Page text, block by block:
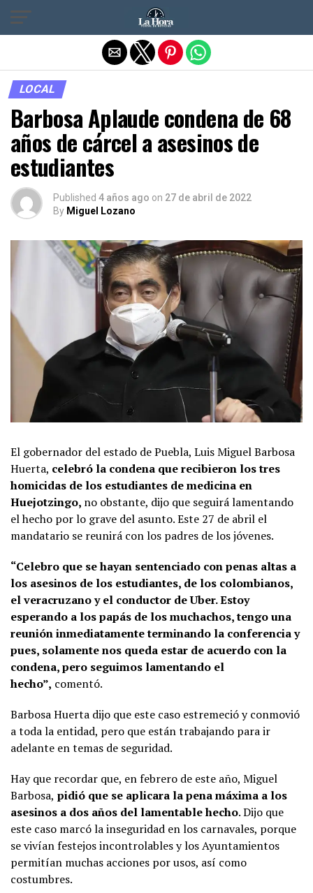
LOCAL
Barbosa Aplaude condena de 68
años de cárcel a asesinos de
estudiantes
Published 4 años ago on 27 de abril de 2022
By Miguel Lozano
El gobernador del estado de Puebla, Luis Miguel Barbosa
Huerta, celebró la condena que recibieron los tres
homicidas de los estudiantes de medicina en
Huejotzingo, no obstante, dijo que seguirá lamentando
el hecho por lo grave del asunto. Este 27 de abril el
mandatario se reunirá con los padres de los jóvenes.
“Celebro que se hayan sentenciado con penas altas a
los asesinos de los estudiantes, de los colombianos,
el veracruzano y el conductor de Uber. Estoy
esperando a los papás de los muchachos, tengo una
reunión inmediatamente terminando la conferencia y
pues, solamente nos queda estar de acuerdo con la
condena, pero seguimos lamentando el
hecho”, comentó.
Barbosa Huerta dijo que este caso estremeció y conmovió
a toda la entidad, pero que están trabajando para ir
adelante en temas de seguridad.
Hay que recordar que, en febrero de este año, Miguel
Barbosa, pidió que se aplicara la pena máxima a los
asesinos a dos años del lamentable hecho. Dijo que
este caso marcó la inseguridad en los carnavales, porque
se vivían festejos incontrolables y los Ayuntamientos
permitían muchas acciones por usos, así como
costumbres.
Salir de la versión móvil